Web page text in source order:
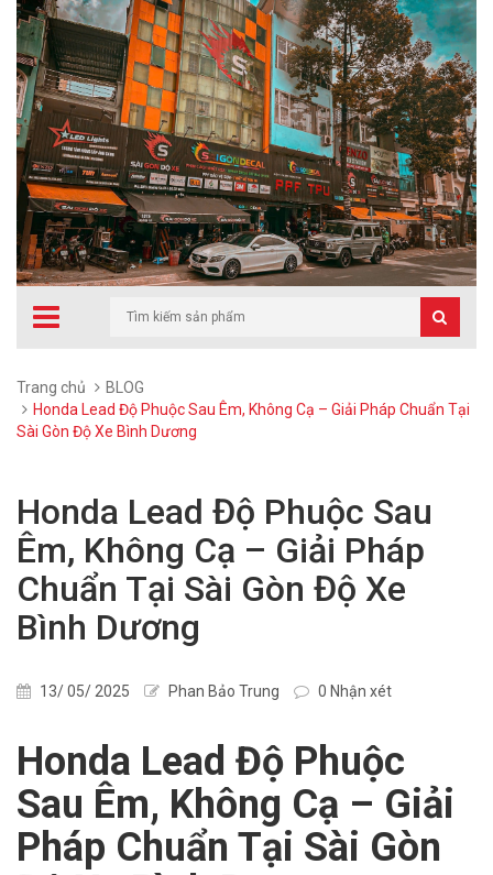
Trang chủ
BLOG
Honda Lead Độ Phuộc Sau Êm, Không Cạ – Giải Pháp Chuẩn Tại
Sài Gòn Độ Xe Bình Dương
Honda Lead Độ Phuộc Sau
Êm, Không Cạ – Giải Pháp
Chuẩn Tại Sài Gòn Độ Xe
Bình Dương
13/ 05/ 2025 Phan Bảo Trung 0 Nhận xét
Honda Lead Độ Phuộc
Sau Êm, Không Cạ – Giải
Pháp Chuẩn Tại Sài Gòn